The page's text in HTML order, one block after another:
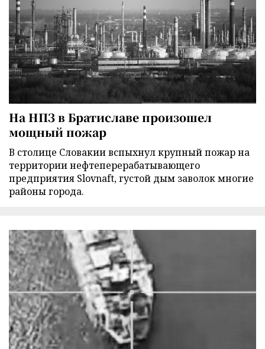
На НПЗ в Братиславе произошел
мощный пожар
В столице Словакии вспыхнул крупный пожар на
территории нефтеперерабатывающего
предприятия Slovnaft, густой дым заволок многие
районы города.